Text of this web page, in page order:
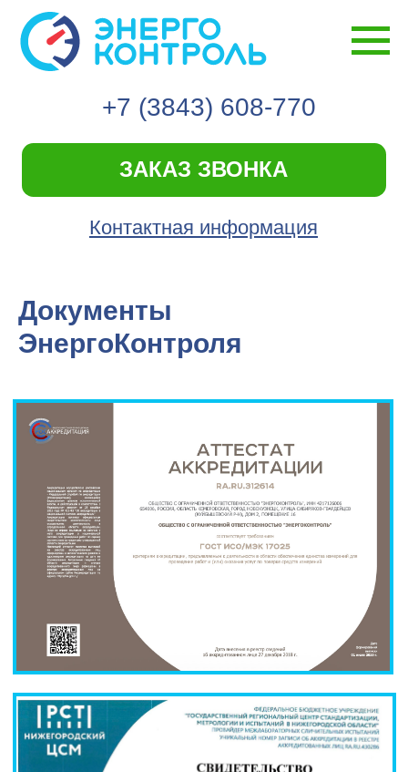
Контактная информация
ЗАКАЗ ЗВОНКА
Документы
ЭнергоКонтроля